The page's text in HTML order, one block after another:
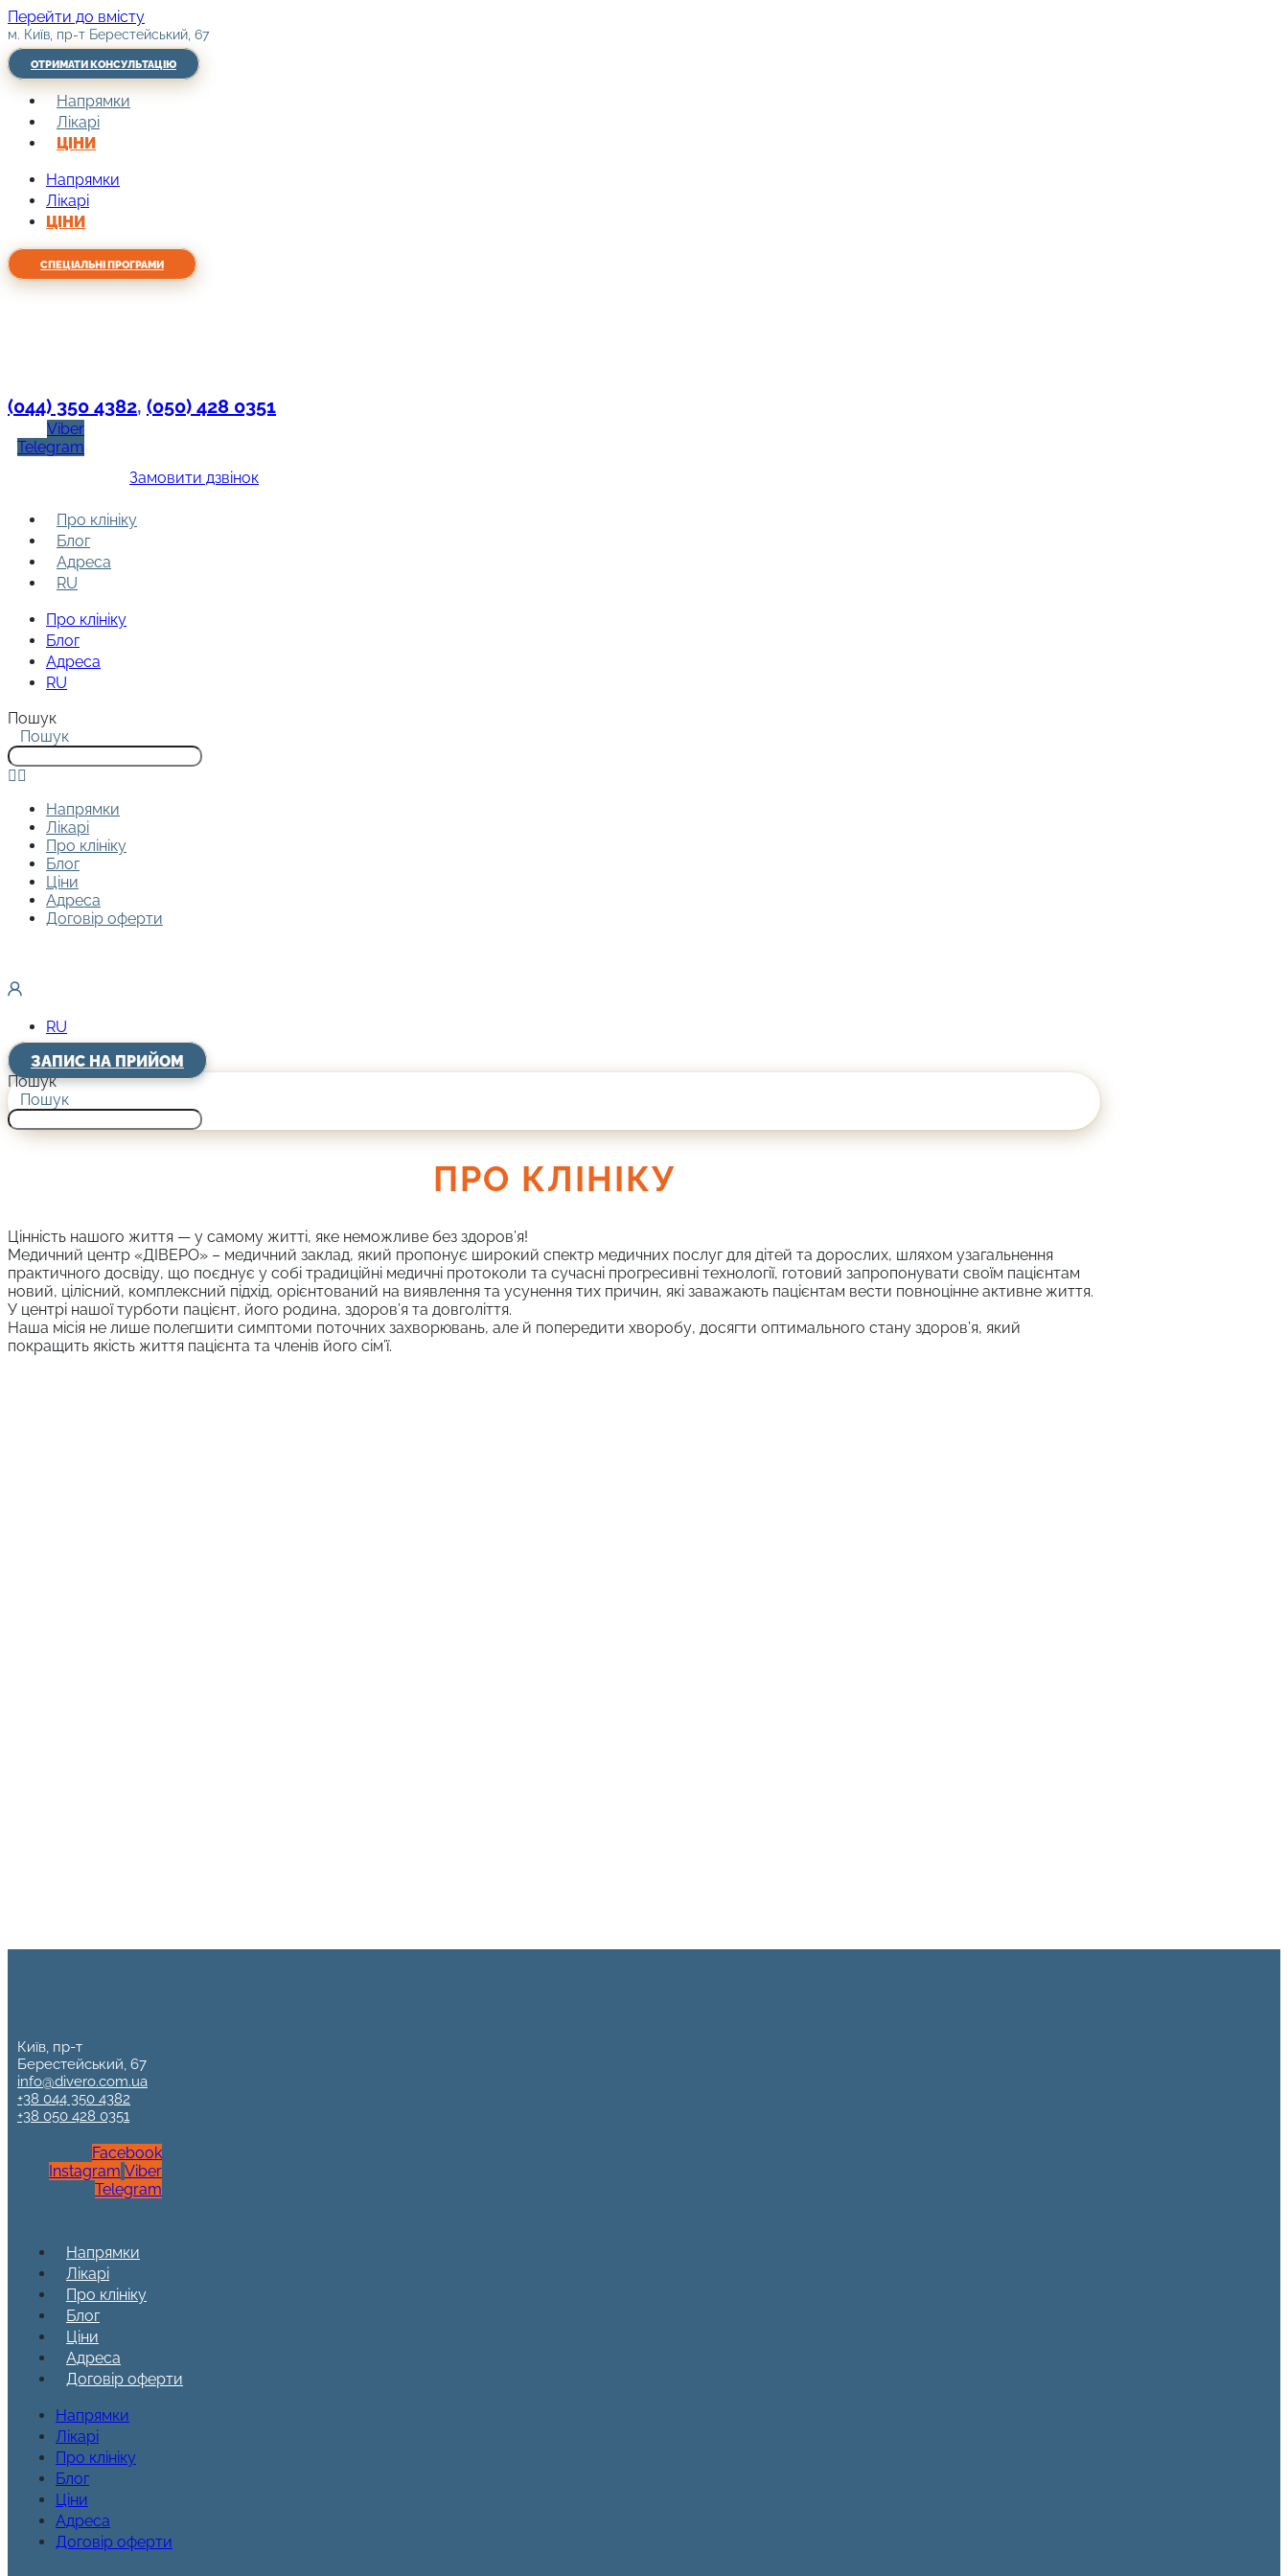
Перейти до вмісту
м. Київ, пр-т Берестейський, 67
ОТРИМАТИ КОНСУЛЬТАЦІЮ
Напрямки
Лікарі
ЦІНИ
Напрямки
Лікарі
ЦІНИ
СПЕЦІАЛЬНІ ПРОГРАМИ
(044) 350 4382, (050) 428 0351
Viber
Telegram
Замовити дзвінок
Про клініку
Блог
Адреса
RU
Про клініку
Блог
Адреса
RU
Пошук
Пошук
Напрямки
Лікарі
Про клініку
Блог
Ціни
Адреса
Договір оферти
RU
ЗАПИС НА ПРИЙОМ
Пошук
Пошук
ПРО КЛІНІКУ
Цінність нашого життя — у самому житті, яке неможливе без здоров’я!
Медичний центр «ДІВЕРО» – медичний заклад, який пропонує широкий спектр медичних послуг для дітей та дорослих, шляхом узагальнення
практичного досвіду, що поєднує у собі традиційні медичні протоколи та сучасні прогресивні технології, готовий запропонувати своїм пацієнтам
новий, цілісний, комплексний підхід, орієнтований на виявлення та усунення тих причин, які заважають пацієнтам вести повноцінне активне життя.
У центрі нашої турботи пацієнт, його родина, здоров’я та довголіття.
Наша місія не лише полегшити симптоми поточних захворювань, але й попередити хворобу, досягти оптимального стану здоров’я, який
покращить якість життя пацієнта та членів його сім’ї.
Київ, пр-т
Берестейський, 67
info@divero.com.ua
+38 044 350 4382
+38 050 428 0351
Facebook
Instagram Viber
Telegram
Напрямки
Лікарі
Про клініку
Блог
Ціни
Адреса
Договір оферти
Напрямки
Лікарі
Про клініку
Блог
Ціни
Адреса
Договір оферти